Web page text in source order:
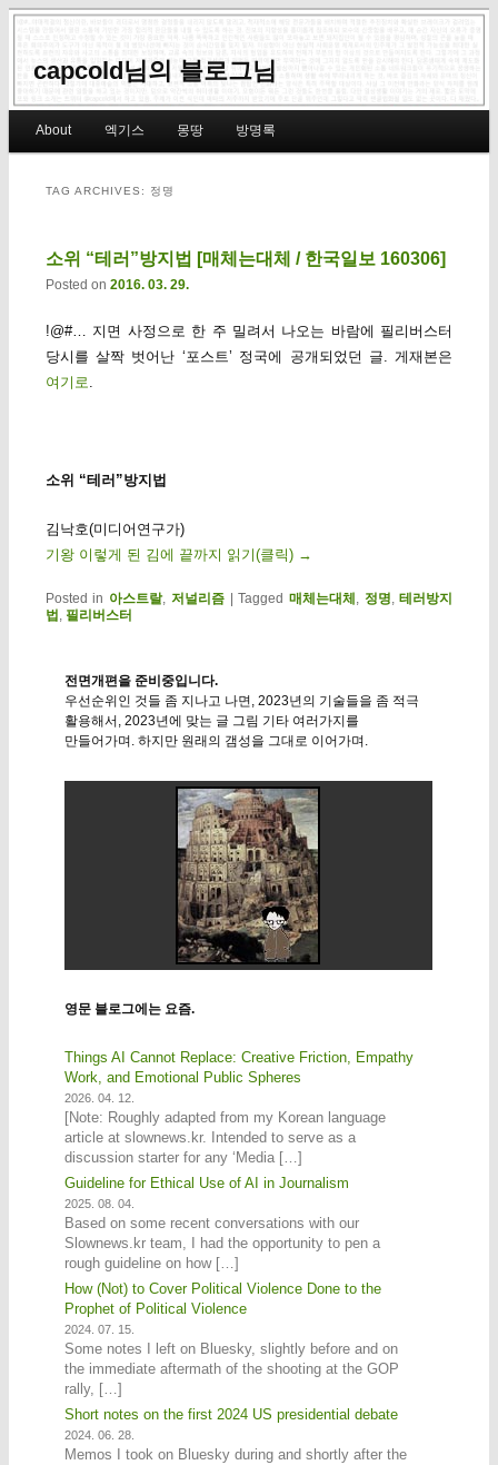
capcold님의 블로그님
Skip to primary content
Skip to secondary content
About 엑기스 몽땅 방명록
TAG ARCHIVES: 정명
소위 “테러”방지법 [매체는대체 / 한국일보 160306]
Posted on 2016. 03. 29.
!@#… 지면 사정으로 한 주 밀려서 나오는 바람에 필리버스터
당시를 살짝 벗어난 ‘포스트’ 정국에 공개되었던 글. 게재본은
여기로
소위 “테러”방지법
김낙호(미디어연구가)
기왕 이렇게 된 김에 끝까지 읽기(클릭) →
Posted in 아스트랄, 저널리즘 |Tagged 매체는대체 , 정명,테러방지
법 , 필리버스터
전면개편을 준비중입니다.
우선순위인 것들 좀 지나고 나면, 2023년의 기술들을 좀 적극
활용해서, 2023년에 맞는 글 그림 기타 여러가지를
만들어가며. 하지만 원래의 갬성을 그대로 이어가며.
영문 블로그에는 요즘.
Things AI Cannot Replace: Creative Friction, Empathy
Work, and Emotional Public Spheres
2026. 04. 12.
[Note: Roughly adapted from my Korean language
article at slownews.kr. Intended to serve as a
discussion starter for any ‘Media […]
Guideline for Ethical Use of AI in Journalism
2025. 08. 04.
Based on some recent conversations with our
Slownews.kr team, I had the opportunity to pen a
rough guideline on how […]
How (Not) to Cover Political Violence Done to the
Prophet of Political Violence
2024. 07. 15.
Some notes I left on Bluesky, slightly before and on
the immediate aftermath of the shooting at the GOP
rally, […]
Short notes on the first 2024 US presidential debate
2024. 06. 28.
Memos I took on Bluesky during and shortly after the